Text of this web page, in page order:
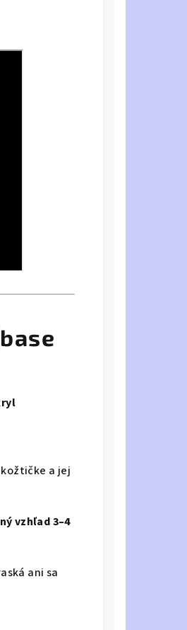
a jej
vzhľad 3–4
ani sa